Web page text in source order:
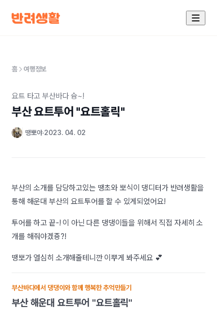
홈 여행정보
요트 타고 부산바다 슝~!
부산 요트투어 "요트홀릭"
땡뽀야 2023. 04. 02
부산의 소개를 담당하고있는 땡초와 뽀식이 댕디터가 반려생활을
통해 해운대 부산의 요트투어를 할 수 있게되었어요!
투어를 하고 끝-! 이 아닌 다른 댕댕이들을 위해서 직접 자세히 소
개를 해줘야겠죵?!
땡뽀가 열심히 소개해줄테니깐 이뿌게 봐주세요 💕
부산바다에서 댕댕이와 함께 행복한 추억만들기
부산 해운대 요트투어 "요트홀릭"